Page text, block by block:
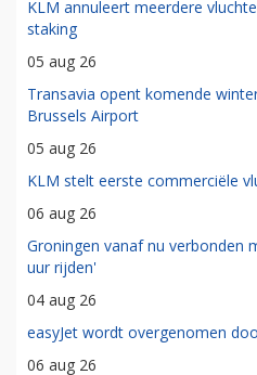
KLM annuleert meerdere
staking
05 aug 26
Transavia opent komende
Brussels Airport
05 aug 26
KLM stelt eerste commerciële
06 aug 26
Groningen vanaf nu verbonden
uur rijden'
04 aug 26
easyJet wordt overgenomen
06 aug 26